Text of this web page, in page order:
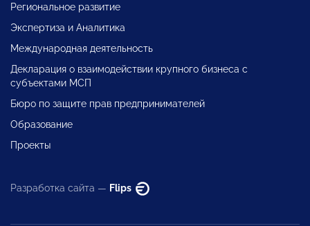
Региональное развитие
Экспертиза и Аналитика
Международная деятельность
Декларация о взаимодействии крупного бизнеса с
субъектами МСП
Бюро по защите прав предпринимателей
Образование
Проекты
Разработка сайта — Flips